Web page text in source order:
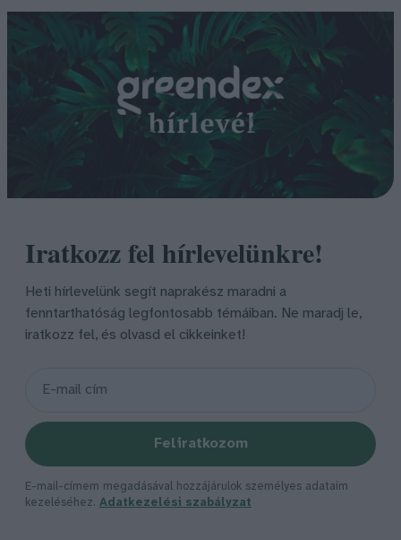
Iratkozz fel hírlevelünkre!
Heti hírlevelünk segít naprakész maradni a
fenntarthatóság legfontosabb témáiban. Ne maradj le,
iratkozz fel, és olvasd el cikkeinket!
Feliratkozom
E-mail-címem megadásával hozzájárulok személyes adataim
kezeléséhez. Adatkezelési szabályzat